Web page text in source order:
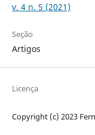
v. 4 n. 5 (2021)
Seção
Artigos
Licença
Copyright (c) 2023